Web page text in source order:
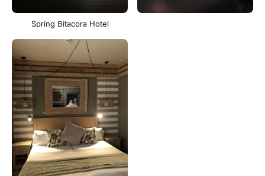
Spring Bitacora Hotel